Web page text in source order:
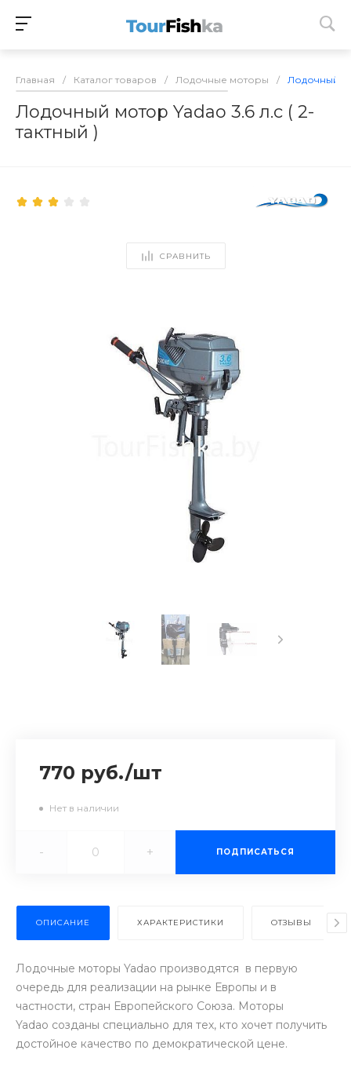
Главная / Каталог товаров / Лодочные моторы / Лодочный
Лодочный мотор Yadao 3.6 л.с ( 2-
тактный )
СРАВНИТЬ
770 руб./шт
Нет в наличии
- + ПОДПИСАТЬСЯ
ОПИСАНИЕ ХАРАКТЕРИСТИКИ ОТЗЫВЫ
Лодочные моторы Yadao производятся в первую
очередь для реализации на рынке Европы и в
частности, стран Европейского Союза. Моторы
Yadao созданы специально для тех, кто хочет получить
достойное качество по демократической цене.